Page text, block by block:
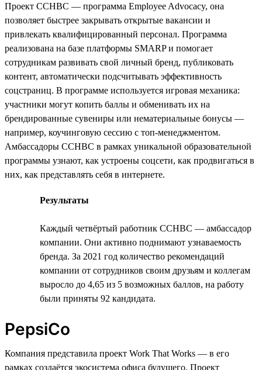
Проект CCHBC — программа Employee Advocacy, она
позволяет быстрее закрывать открытые вакансии и
привлекать квалифицированный персонал. Программа
реализована на базе платформы SMARP и помогает
сотрудникам развивать свой личный бренд, публиковать
контент, автоматически подсчитывать эффективность
соцстраниц. В программе используется игровая механика:
участники могут копить баллы и обменивать их на
брендированные сувениры или нематериальные бонусы —
например, коучинговую сессию с топ-менеджментом.
Амбассадоры CCHBC в рамках уникальной образовательной
программы узнают, как устроены соцсети, как продвигаться в
них, как представлять себя в интернете.
Результаты
Каждый четвёртый работник CCHBC — амбассадор
компании. Они активно поднимают узнаваемость
бренда. За 2021 год количество рекомендаций
компании от сотрудников своим друзьям и коллегам
выросло до 4,65 из 5 возможных баллов, на работу
были приняты 92 кандидата.
PepsiCo
Компания представила проект Work That Works — в его
рамках создаётся экосистема офиса будущего. Проект